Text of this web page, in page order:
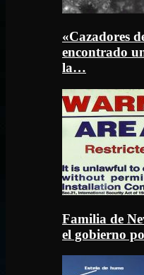
«Cazadores
encontrado
la…
Familia de
el gobierno